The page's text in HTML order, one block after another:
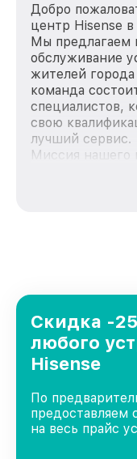
Добро
центр Hisense
Мы предлагаем
обслуживание
жителей
команда
специалистов,
свою
лучший сервис.
Миссия нашего
качественный
каждого
клиентов.
Скидка -
любого
Hisense
По
предоставляем
на весь прайс